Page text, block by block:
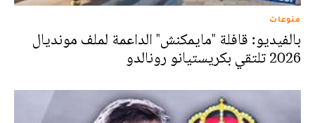
منوعات
بالفيديو: قافلة "مايمكنش" الداعمة لملف مونديال
2026 تلتقي بكريستيانو رونالدو